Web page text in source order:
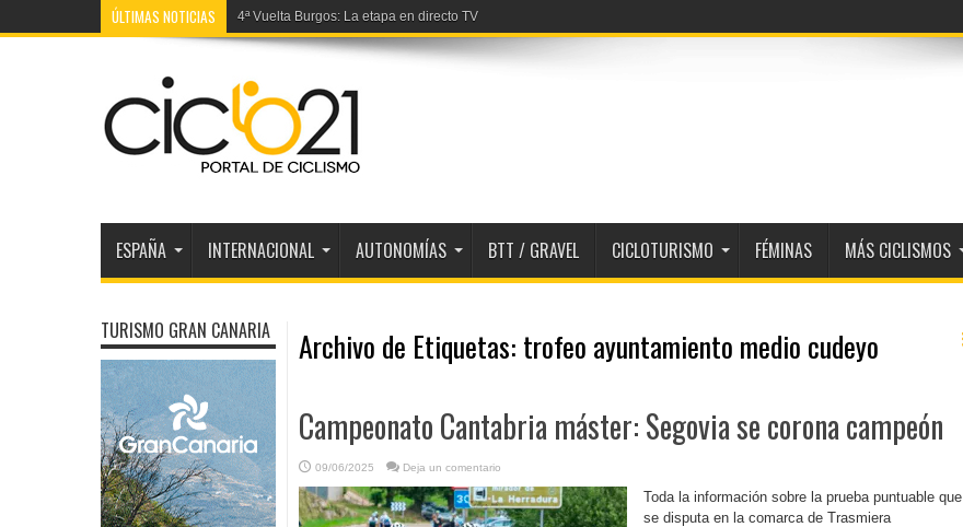
ÚLTIMAS NOTICIAS 4ª Vuelta Burgos: La etapa en directo TV
ESPAÑA INTERNACIONAL AUTONOMÍAS BTT / GRAVEL CICLOTURISMO FÉMINAS MÁS CICLISMOS
Archivo de Etiquetas: trofeo ayuntamiento medio cudeyo
Campeonato Cantabria máster: Segovia se corona campeón
09/06/2025 Deja un comentario
Toda la información sobre la prueba puntuable que
se disputa en la comarca de Trasmiera
TURISMO GRAN CANARIA